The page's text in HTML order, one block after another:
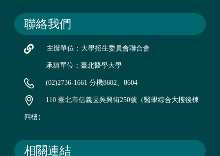
聯絡我們
主辦單位：大學招生委員會聯合會
承辦單位：臺北醫學大學
(02)2736-1661 分機8602、8604
110 臺北市信義區吳興街250號（醫學綜合大樓後棟
四樓）
相關連結